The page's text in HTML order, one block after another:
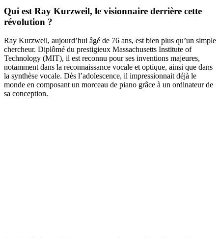
Qui est Ray Kurzweil, le visionnaire derrière cette
révolution ?
Ray Kurzweil, aujourd’hui âgé de 76 ans, est bien plus qu’un simple
chercheur. Diplômé du prestigieux Massachusetts Institute of
Technology (MIT), il est reconnu pour ses inventions majeures,
notamment dans la reconnaissance vocale et optique, ainsi que dans
la synthèse vocale. Dès l’adolescence, il impressionnait déjà le
monde en composant un morceau de piano grâce à un ordinateur de
sa conception.